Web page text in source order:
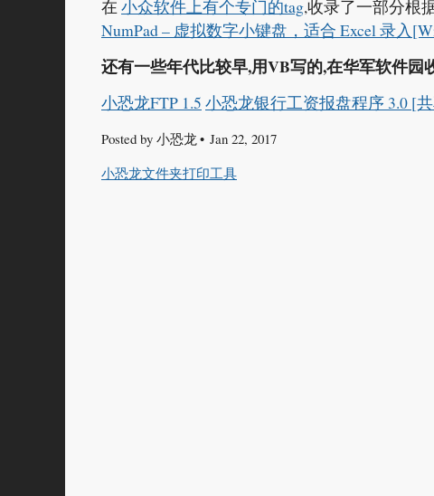
在 小众软件上有个专门的tag,收录了一部分根
NumPad – 虚拟数字小键盘，适合 Excel 录入
还有一些年代比较早,用VB写的,在华军软件园
小恐龙FTP 1.5 小恐龙银行工资报盘程序 3.0 [
Posted by 小恐龙
Jan 22, 2017
小恐龙文件夹打印工具